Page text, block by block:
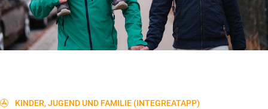
KINDER, JUGEND UND FAMILIE (INTEGREATAPP)